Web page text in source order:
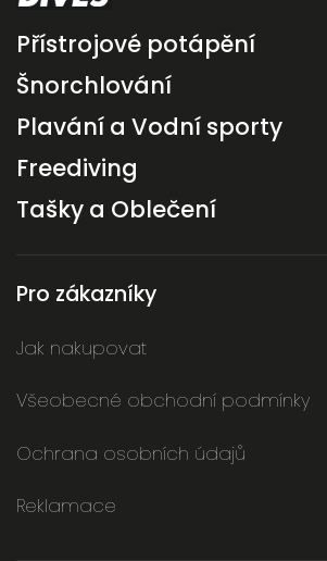
Přístrojové potápění
Šnorchlování
Plavání a Vodní sporty
Freediving
Tašky a Oblečení
Pro zákazníky
Jak nakupovat
Všeobecné obchodní podmínky
Ochrana osobních údajů
Reklamace